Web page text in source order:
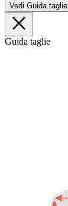
Vedi Guida taglie
Guida taglie